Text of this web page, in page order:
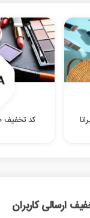
کد تخفیف 120 هزار تومانی روژا
ارسالی کاربران